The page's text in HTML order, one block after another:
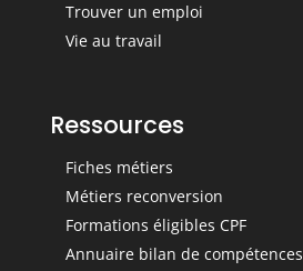
Trouver un emploi
Vie au travail
Ressources
Fiches métiers
Métiers reconversion
Formations éligibles CPF
Annuaire bilan de compétences